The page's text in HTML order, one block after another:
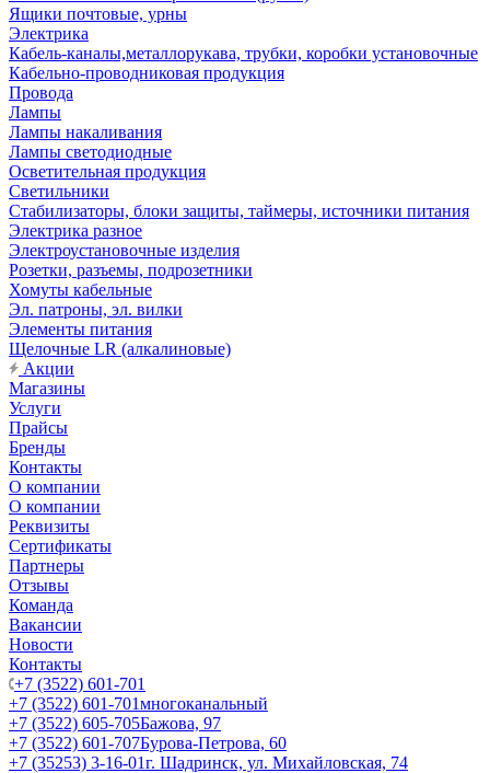
Ящики почтовые, урны
Электрика
Кабель-каналы,металлорукава, трубки, коробки установочные
Кабельно-проводниковая продукция
Провода
Лампы
Лампы накаливания
Лампы светодиодные
Осветительная продукция
Светильники
Стабилизаторы, блоки защиты, таймеры, источники питания
Электрика разное
Электроустановочные изделия
Розетки, разъемы, подрозетники
Хомуты кабельные
Эл. патроны, эл. вилки
Элементы питания
Щелочные LR (алкалиновые)
Акции
Магазины
Услуги
Прайсы
Бренды
Контакты
О компании
О компании
Реквизиты
Сертификаты
Партнеры
Отзывы
Команда
Вакансии
Новости
Контакты
+7 (3522) 601-701
+7 (3522) 601-701многоканальный
+7 (3522) 605-705Бажова, 97
+7 (3522) 601-707Бурова-Петрова, 60
+7 (35253) 3-16-01г. Шадринск, ул. Михайловская, 74